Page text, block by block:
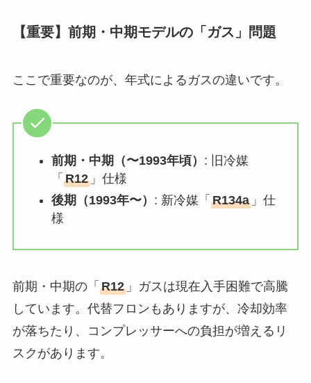
【重要】前期・中期モデルの「ガス」問題
ここで重要なのが、年式によるガスの違いです。
前期・中期（〜1993年頃） : 旧冷媒
「 R12」仕様
後期（1993年〜） : 新冷媒「 R134a」仕
様
前期・中期の「 R12」ガスは現在入手困難で高騰
しています。代替フロンもありますが、冷却効率
が落ちたり、コンプレッサーへの負担が増えるリ
スクがあります。